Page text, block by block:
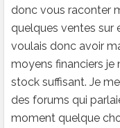
donc vous raconter
quelques ventes sur
voulais donc avoir
moyens financiers je
stock suffisant. Je
des forums qui
moment quelque